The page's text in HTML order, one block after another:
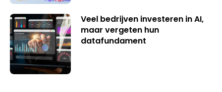
Veel bedrijven investeren in AI,
maar vergeten hun
datafundament